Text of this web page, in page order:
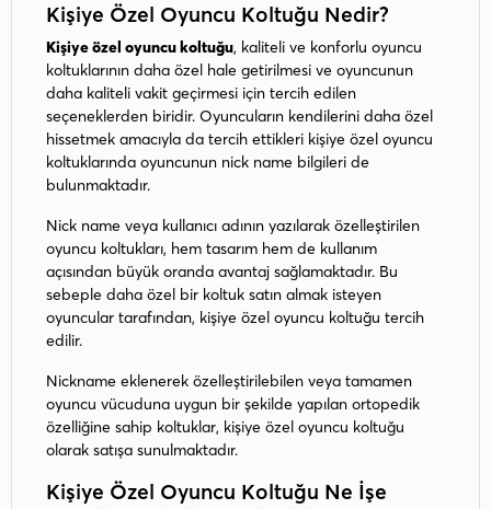
Kişiye Özel Oyuncu Koltuğu Nedir?
Kişiye özel oyuncu koltuğu, kaliteli ve konforlu oyuncu
koltuklarının daha özel hale getirilmesi ve oyuncunun
daha kaliteli vakit geçirmesi için tercih edilen
seçeneklerden biridir. Oyuncuların kendilerini daha özel
hissetmek amacıyla da tercih ettikleri kişiye özel oyuncu
koltuklarında oyuncunun nick name bilgileri de
bulunmaktadır.
Nick name veya kullanıcı adının yazılarak özelleştirilen
oyuncu koltukları, hem tasarım hem de kullanım
açısından büyük oranda avantaj sağlamaktadır. Bu
sebeple daha özel bir koltuk satın almak isteyen
oyuncular tarafından, kişiye özel oyuncu koltuğu tercih
edilir.
Nickname eklenerek özelleştirilebilen veya tamamen
oyuncu vücuduna uygun bir şekilde yapılan ortopedik
özelliğine sahip koltuklar, kişiye özel oyuncu koltuğu
olarak satışa sunulmaktadır.
Kişiye Özel Oyuncu Koltuğu Ne İşe